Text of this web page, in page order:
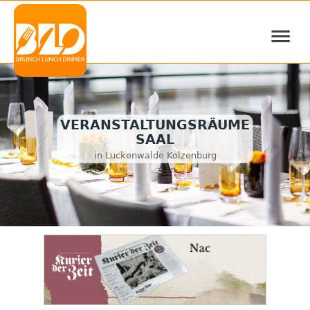
≡
VERANSTALTUNGSRÄUME
SAAL
in Luckenwalde Kolzenburg